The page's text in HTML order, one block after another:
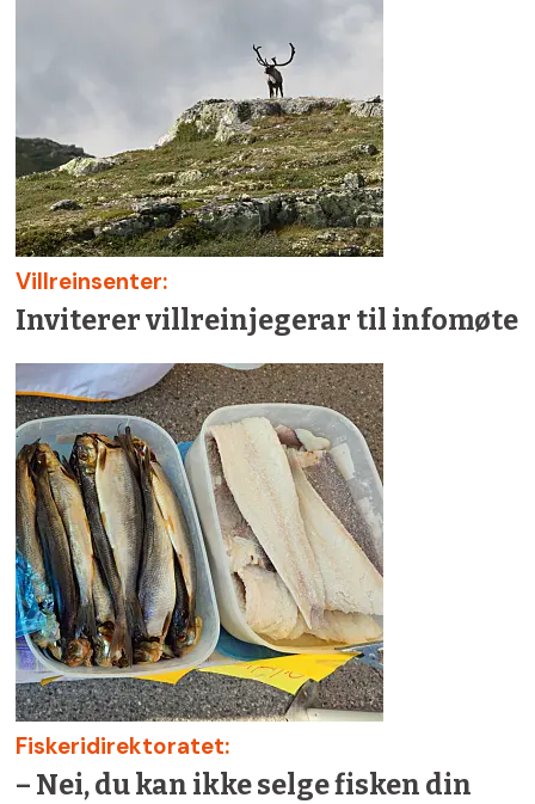
Villreinsenter:
Inviterer villreinjegerar til infomøte
Fiskeridirektoratet:
– Nei, du kan ikke selge fisken din